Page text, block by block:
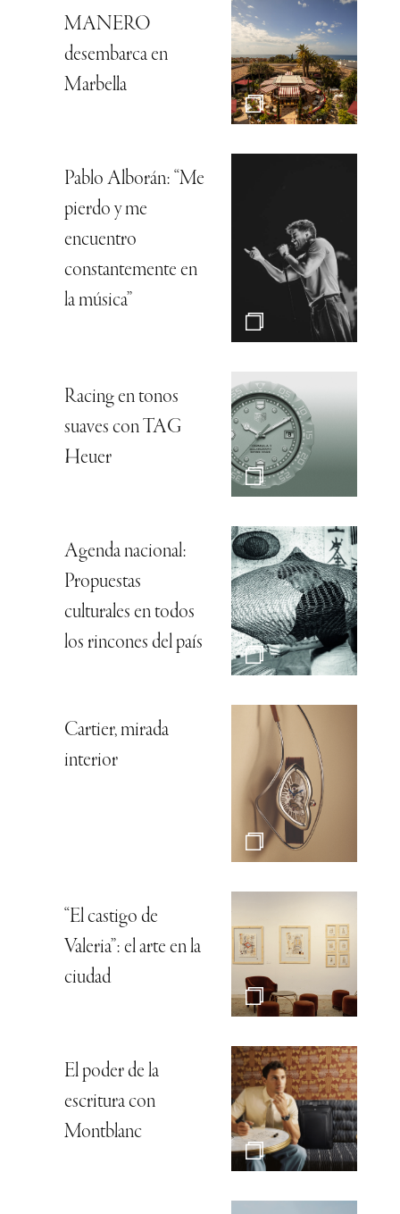
MANERO
desembarca en
Marbella
Pablo Alborán: “Me
pierdo y me
encuentro
constantemente en
la música”
Racing en tonos
suaves con TAG
Heuer
Agenda nacional:
Propuestas
culturales en todos
los rincones del país
Cartier, mirada
interior
“El castigo de
Valeria”: el arte en la
ciudad
El poder de la
escritura con
Montblanc